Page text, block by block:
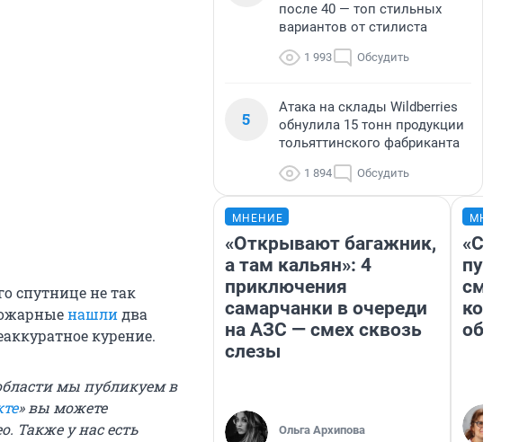
спутнице не так
нашлидва
курение.
мы публикуем в
» вы можете
Также у нас есть
после 40 — топ стильных
вариантов от стилиста
1 993 Обсудить
5
Атака на склады Wildberries
обнулила 15 тонн продукции
тольяттинского фабриканта
1 894 Обсудить
МНЕНИЕ
«Открывают багажник,
а там кальян»: 4
приключения
самарчанки в очереди
на АЗС — смех сквозь
слезы
Ольга Архипова